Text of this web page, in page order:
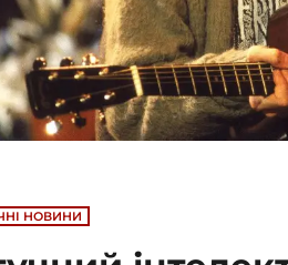
НОВИНИ